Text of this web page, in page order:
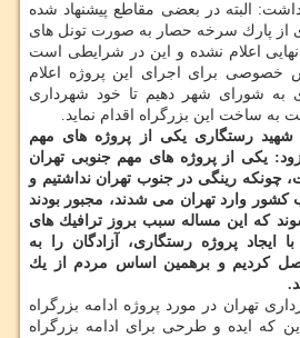
البته در بعضی مقاطع پیشنهاد شده
از پارك سرخه حصار به صورت تونل های
اعلام نشده و این در شرایطی است
خصوصی برای اجرای این پروژه اعلام
به شورای شهر دهیم تا خود شهرداری
ساخت این بزرگراه اقدام نماید.
شهید رستگاری یكی از پروژه های مهم
یكی از پروژه های مهم جنوبی تهران
چونكه رینگی در جنوب تهران نداشتیم و
وارد تهران می شدند، مجبور بودند
كه این مساله سبب بروز ترافیك های
ایجاد پروژه رستگاری، آزادگان را به
كردیم و برهمین اساس مردم از یك
تهران در مورد پروژه ادامه بزرگراه
كه ایده و طرحی برای ادامه بزرگراه